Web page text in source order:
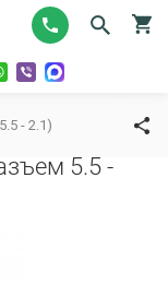
- 2.1)
5.5 -